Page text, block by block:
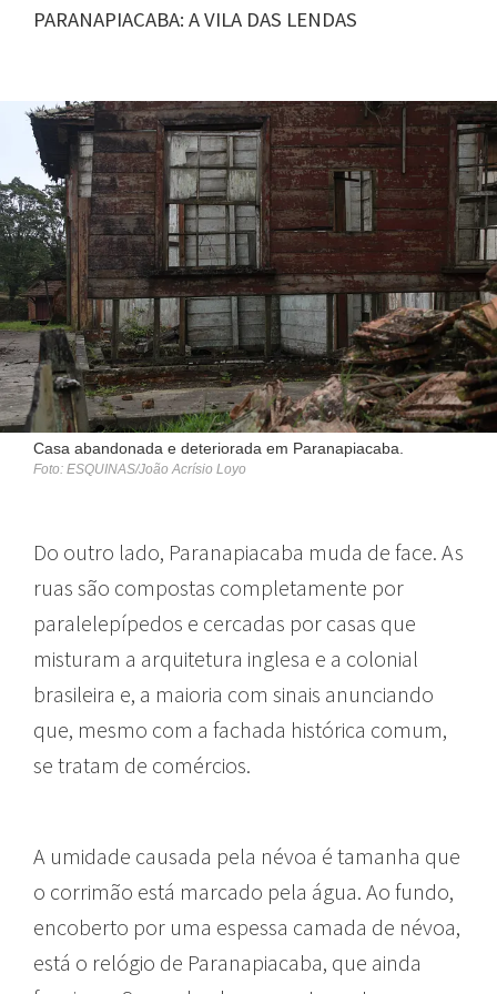
PARANAPIACABA: A VILA DAS LENDAS
Casa abandonada e deteriorada em Paranapiacaba.
Foto: ESQUINAS/João Acrísio Loyo
Do outro lado, Paranapiacaba muda de face. As
ruas são compostas completamente por
paralelepípedos e cercadas por casas que
misturam a arquitetura inglesa e a colonial
brasileira e, a maioria com sinais anunciando
que, mesmo com a fachada histórica comum,
se tratam de comércios.
A umidade causada pela névoa é tamanha que
o corrimão está marcado pela água. Ao fundo,
encoberto por uma espessa camada de névoa,
está o relógio de Paranapiacaba, que ainda